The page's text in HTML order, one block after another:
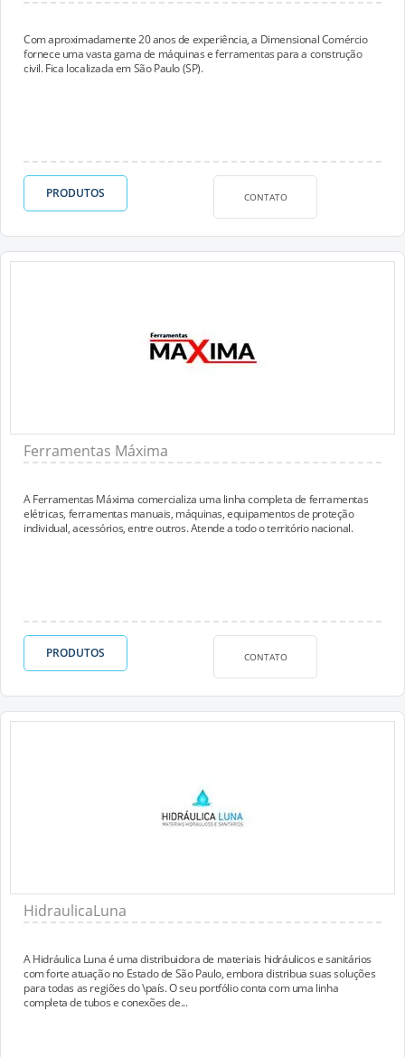
Com aproximadamente 20 anos de experiência, a Dimensional Comércio
fornece uma vasta gama de máquinas e ferramentas para a construção
civil. Fica localizada em São Paulo (SP).
PRODUTOS CONTATO
Ferramentas Máxima
A Ferramentas Máxima comercializa uma linha completa de ferramentas
elétricas, ferramentas manuais, máquinas, equipamentos de proteção
individual, acessórios, entre outros. Atende a todo o território nacional.
PRODUTOS CONTATO
HidraulicaLuna
A Hidráulica Luna é uma distribuidora de materiais hidráulicos e sanitários
com forte atuação no Estado de São Paulo, embora distribua suas soluções
para todas as regiões do \país. O seu portfólio conta com uma linha
completa de tubos e conexões de...